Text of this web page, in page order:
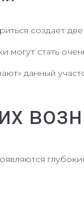
создает
могут стать
данный